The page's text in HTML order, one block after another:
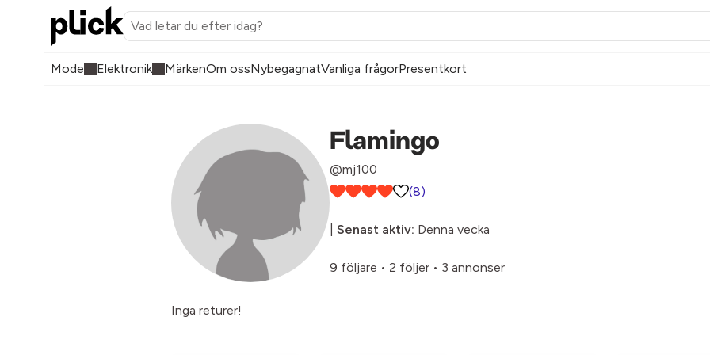
Mode Elektronik MärkenOm ossNybegagnatVanliga frågorPresentkort
Flamingo
@mj100
(8)
Senast aktiv: Denna vecka
9 följare • 2 följer • 3 annonser
Inga returer!